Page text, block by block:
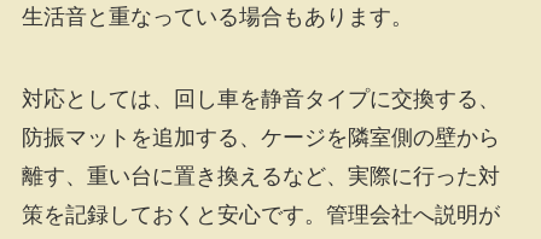
生活音と重なっている場合もあります。
対応としては、回し車を静音タイプに交換する、
防振マットを追加する、ケージを隣室側の壁から
離す、重い台に置き換えるなど、実際に行った対
策を記録しておくと安心です。管理会社へ説明が